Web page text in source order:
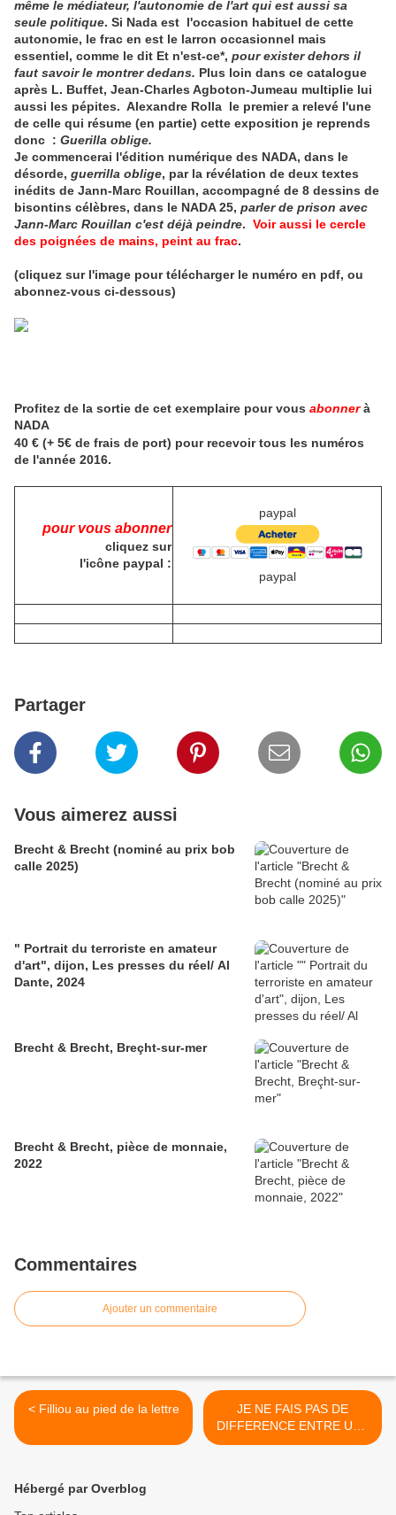
même le médiateur, l'autonomie de l'art qui est aussi sa
seule politique. Si Nada est l'occasion habituel de cette
autonomie, le frac en est le larron occasionnel mais
essentiel, comme le dit Et n'est-ce*, pour exister dehors il
faut savoir le montrer dedans. Plus loin dans ce catalogue
après L. Buffet, Jean-Charles Agboton-Jumeau multiplie lui
aussi les pépites. Alexandre Rolla le premier a relevé l'une
de celle qui résume (en partie) cette exposition je reprends
donc : Guerilla oblige.
Je commencerai l'édition numérique des NADA, dans le
désorde, guerrilla oblige, par la révélation de deux textes
inédits de Jann-Marc Rouillan, accompagné de 8 dessins de
bisontins célèbres, dans le NADA 25, parler de prison avec
Jann-Marc Rouillan c'est déjà peindre. Voir aussi le cercle
des poignées de mains, peint au frac.
(cliquez sur l'image pour télécharger le numéro en pdf, ou
abonnez-vous ci-dessous)
Profitez de la sortie de cet exemplaire pour vous abonnerà
NADA
40 € (+ 5€ de frais de port) pour recevoir tous les numéros
de l'année 2016.
pour vous abonner
cliquez sur
l'icône paypal :
paypal
paypal
Partager
Vous aimerez aussi
Brecht & Brecht (nominé au prix bob
calle 2025)
" Portrait du terroriste en amateur
d'art", dijon, Les presses du réel/ Al
Dante, 2024
Brecht & Brecht, Breçht-sur-mer
Brecht & Brecht, pièce de monnaie,
2022
Commentaires
Ajouter un commentaire
< Filliou au pied de la lettre
JE NE FAIS PAS DE
DIFFERENCE ENTRE UNE
POIGNEE DE MAIN ET UN
Hébergé par Overblog